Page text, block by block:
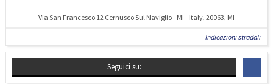
Via San Francesco 12 Cernusco Sul Naviglio - MI - Italy, 20063, MI
Indicazioni stradali
Seguici su: